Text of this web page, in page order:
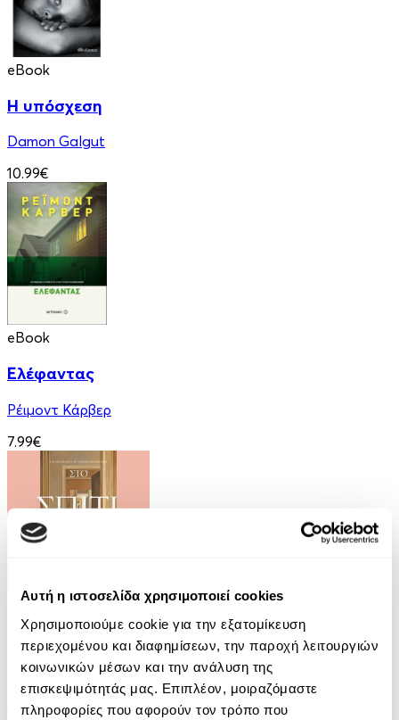
Αυτή η ιστοσελίδα χρησιμοποιεί cookies
Χρησιμοποιούμε cookie για την εξατομίκευση
περιεχομένου και διαφημίσεων, την παροχή λειτουργιών
κοινωνικών μέσων και την ανάλυση της
επισκεψιμότητάς μας. Επιπλέον, μοιραζόμαστε
πληροφορίες που αφορούν τον τρόπο που
eBook
Η υπόσχεση
Damon Galgut
10.99€
eBook
Ελέφαντας
Ρέιμοντ Κάρβερ
7.99€
Audiobook • 1 Credit
Στο Σπίτι Της
Yael Van Der Wouden
16.90€